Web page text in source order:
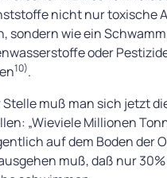
nicht nur toxische
sondern wie ein
oder
10).
Stelle muß man sich jetzt
„Wieviele Millionen
auf dem Boden der
muß, daß nur